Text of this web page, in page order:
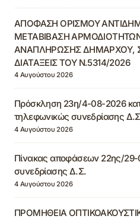
ΑΠΟΦΑΣΗ ΟΡΙΣΜΟΥ
ΜΕΤΑΒΙΒΑΣΗ
ΑΝΑΠΛΗΡΩΣΗΣ ΔΗΜΑΡΧΟΥ,
ΔΙΑΤΑΞΕΙΣ ΤΟΥ Ν.5314/2026
4 Αυγούστου 2026
Πρόσκληση 23η/4-08-2026
τηλεφωνικώς συνεδρίασης
4 Αυγούστου 2026
Πίνακας αποφάσεων 22ης/29-
συνεδρίασης Δ.Σ.
4 Αυγούστου 2026
ΠΡΟΜΗΘΕΙΑ